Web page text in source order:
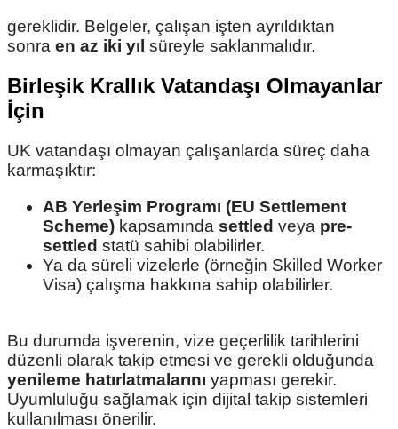
gereklidir. Belgeler, çalışan işten ayrıldıktan
sonra en az iki yıl süreyle saklanmalıdır.
Birleşik Krallık Vatandaşı Olmayanlar
İçin
UK vatandaşı olmayan çalışanlarda süreç daha
karmaşıktır:
AB Yerleşim Programı (EU Settlement
Scheme) kapsamında settled veya pre-
settled statü sahibi olabilirler.
Ya da süreli vizelerle (örneğin Skilled Worker
Visa) çalışma hakkına sahip olabilirler.
Bu durumda işverenin, vize geçerlilik tarihlerini
düzenli olarak takip etmesi ve gerekli olduğunda
yenileme hatırlatmalarını yapması gerekir.
Uyumluluğu sağlamak için dijital takip sistemleri
kullanılması önerilir.